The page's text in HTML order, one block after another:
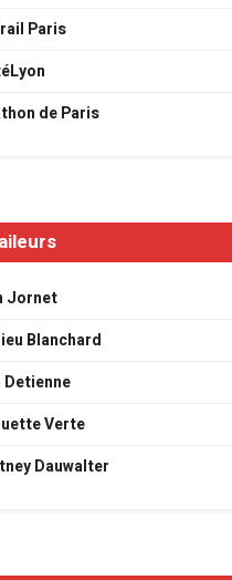
Paris
de Paris
Jornet
Blanchard
Detienne
Verte
Dauwalter